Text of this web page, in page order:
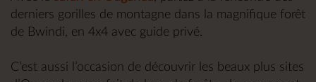
derniers gorilles de montagne dans la magnifique forêt
de Bwindi, en 4x4 avec guide privé.
C’est aussi l’occasion de découvrir les beaux plus sites